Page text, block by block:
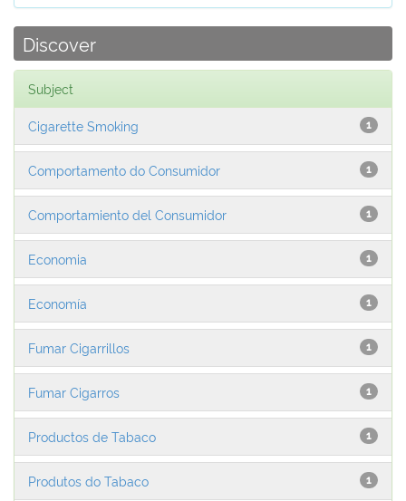
Discover
Subject
1
Cigarette Smoking
1
Comportamento do Consumidor
1
Comportamiento del Consumidor
1
Economia
1
Economía
1
Fumar Cigarrillos
1
Fumar Cigarros
1
Productos de Tabaco
1
Produtos do Tabaco